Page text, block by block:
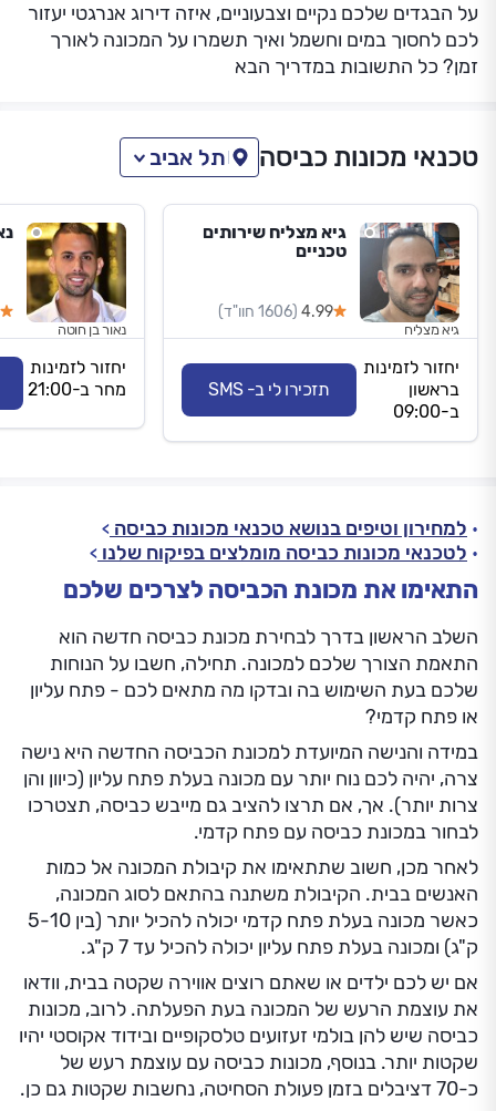
על הבגדים שלכם נקיים וצבעוניים, איזה דירוג אנרגטי יעזור
לכם לחסוך במים וחשמל ואיך תשמרו על המכונה לאורך
זמן? כל התשובות במדריך הבא
טכנאי מכונות כביסה תל אביב
גיא מצליח שירותים
טכניים
4.99 (1606 חוו"ד)
גיא מצליח
יחזור לזמינות
בראשון
ב-09:00
תזכירו לי ב- SMS
נאור בן חוטה
יחזור לזמינות
מחר ב-21:00
למחירון וטיפים בנושא טכנאי מכונות כביסה
לטכנאי מכונות כביסה מומלצים בפיקוח שלנו
התאימו את מכונת הכביסה לצרכים שלכם
השלב הראשון בדרך לבחירת מכונת כביסה חדשה הוא
התאמת הצורך שלכם למכונה. תחילה, חשבו על הנוחות
שלכם בעת השימוש בה ובדקו מה מתאים לכם - פתח עליון
או פתח קדמי?
במידה והנישה המיועדת למכונת הכביסה החדשה היא נישה
צרה, יהיה לכם נוח יותר עם מכונה בעלת פתח עליון (כיוון והן
צרות יותר). אך, אם תרצו להציב גם מייבש כביסה, תצטרכו
לבחור במכונת כביסה עם פתח קדמי.
לאחר מכן, חשוב שתתאימו את קיבולת המכונה אל כמות
האנשים בבית. הקיבולת משתנה בהתאם לסוג המכונה,
כאשר מכונה בעלת פתח קדמי יכולה להכיל יותר (בין 5-10
ק"ג) ומכונה בעלת פתח עליון יכולה להכיל עד 7 ק"ג.
אם יש לכם ילדים או שאתם רוצים אווירה שקטה בבית, וודאו
את עוצמת הרעש של המכונה בעת הפעלתה. לרוב, מכונות
כביסה שיש להן בולמי זעזועים טלסקופיים ובידוד אקוסטי יהיו
שקטות יותר. בנוסף, מכונות כביסה עם עוצמת רעש של
כ-70 דציבלים בזמן פעולת הסחיטה, נחשבות שקטות גם כן.